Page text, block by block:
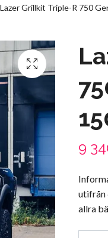
Lazer Grillkit Triple-R 750
9
utifrån
allra